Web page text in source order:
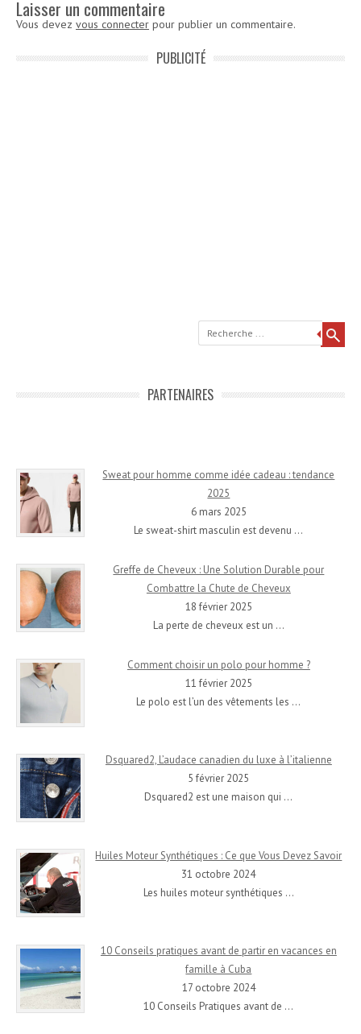
Laisser un commentaire
Vous devez vous connecter pour publier un commentaire.
PUBLICITÉ
Recherche
PARTENAIRES
Sweat pour homme comme idée cadeau : tendance
2025
6 mars 2025
Le sweat-shirt masculin est devenu …
Greffe de Cheveux : Une Solution Durable pour
Combattre la Chute de Cheveux
18 février 2025
La perte de cheveux est un …
Comment choisir un polo pour homme ?
11 février 2025
Le polo est l’un des vêtements les …
Dsquared2, L’audace canadien du luxe à l’italienne
5 février 2025
Dsquared2 est une maison qui …
Huiles Moteur Synthétiques : Ce que Vous Devez Savoir
31 octobre 2024
Les huiles moteur synthétiques …
10 Conseils pratiques avant de partir en vacances en
famille à Cuba
17 octobre 2024
10 Conseils Pratiques avant de …